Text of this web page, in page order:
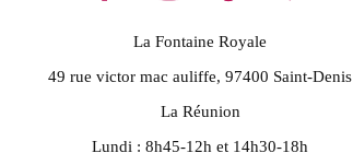
La Fontaine Royale
49 rue victor mac auliffe, 97400 Saint-Denis
La Réunion
Lundi : 8h45-12h et 14h30-18h